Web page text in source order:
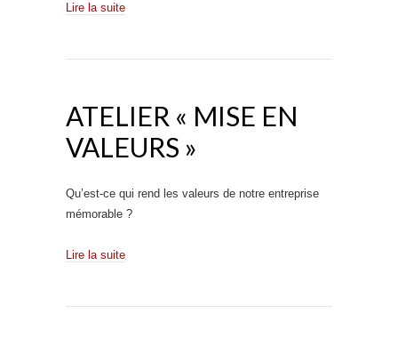
Lire la suite
ATELIER « MISE EN
VALEURS »
Qu’est-ce qui rend les valeurs de notre entreprise
mémorable ?
Lire la suite